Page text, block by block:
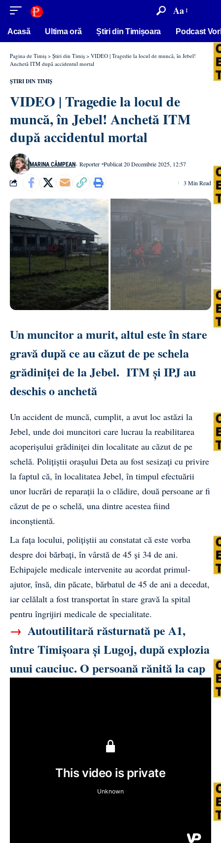
conținut Aa
Acasă Ultima oră Știri din Timișoara Podcast
Pagina de Timiș > Știri din Timiș > VIDEO | Tragedie la locul de muncă, în Jebel!
Anchetă ITM după accidentul mortal
ȘTIRI DIN TIMIȘ
VIDEO | Tragedie la locul de
muncă, în Jebel! Anchetă ITM
după accidentul mortal
MARINA CÂMPEAN- Reporter Publicat 20 Decembrie 2025, 12:57
3 Min Read
Un muncitor a murit, altul este în stare
gravă după ce au căzut de pe schela
grădiniței de la Jebel. ITM și IPJ au
deschis o anchetă
Un accident de muncă, cumplit, a avut loc astăzi la
Jebel, unde doi muncitori care lucrau la reabilitarea
acoperișului grădiniței din localitate au căzut de pe
schelă. Polițiștii orașului Deta au fost sesizați cu privire
la faptul că, în localitatea Jebel, în timpul efectuării
unor lucrări de reparații la o clădire, două persoane ar fi
căzut de pe o schelă, una dintre acestea fiind
inconștientă.
La fața locului, polițiștii au constatat că este vorba
despre doi bărbați, în vârstă de 45 și 34 de ani.
Echipajele medicale intervenite au acordat primul-
ajutor, însă, din păcate, bărbatul de 45 de ani a decedat,
iar celălalt a fost transportat în stare gravă la spital
pentru îngrijiri medicale de specialitate.
→ Autoutilitară răsturnată pe A1,
între Timișoara și Lugoj, după explozia
unui cauciuc. O persoană rănită la cap